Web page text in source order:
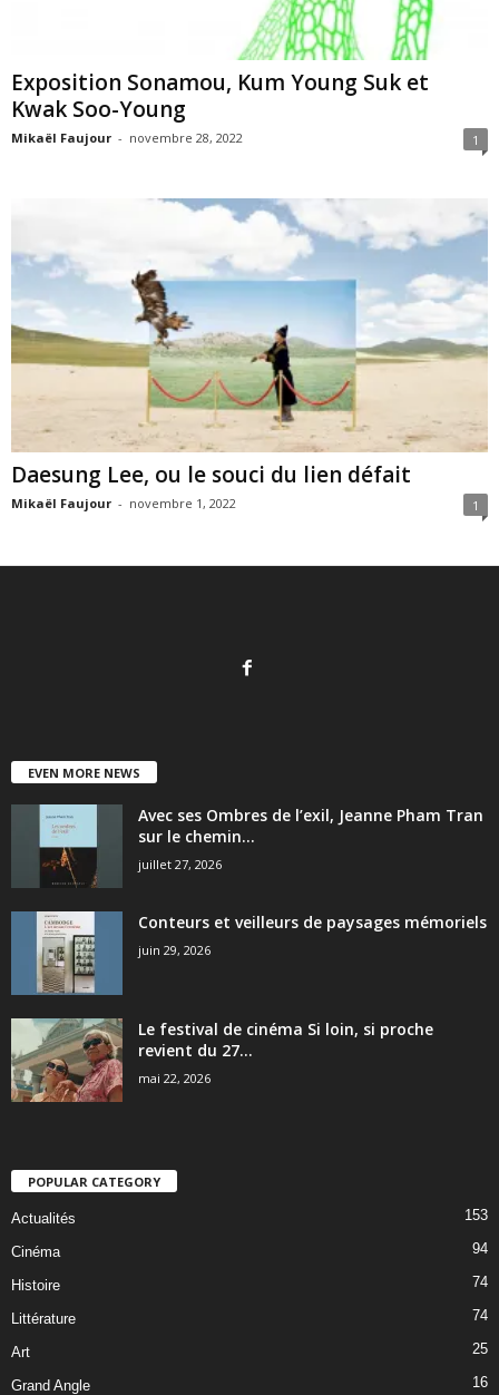
Exposition Sonamou, Kum Young Suk et
Kwak Soo-Young
Mikaël Faujour - novembre 28, 2022 1
Daesung Lee, ou le souci du lien défait
Mikaël Faujour - novembre 1, 2022 1
EVEN MORE NEWS
Avec ses Ombres de l’exil, Jeanne Pham Tran
sur le chemin...
juillet 27, 2026
Conteurs et veilleurs de paysages mémoriels
juin 29, 2026
Le festival de cinéma Si loin, si proche
revient du 27...
mai 22, 2026
POPULAR CATEGORY
Actualités 153
Cinéma 94
Histoire 74
Littérature 74
Art 25
Grand Angle 16